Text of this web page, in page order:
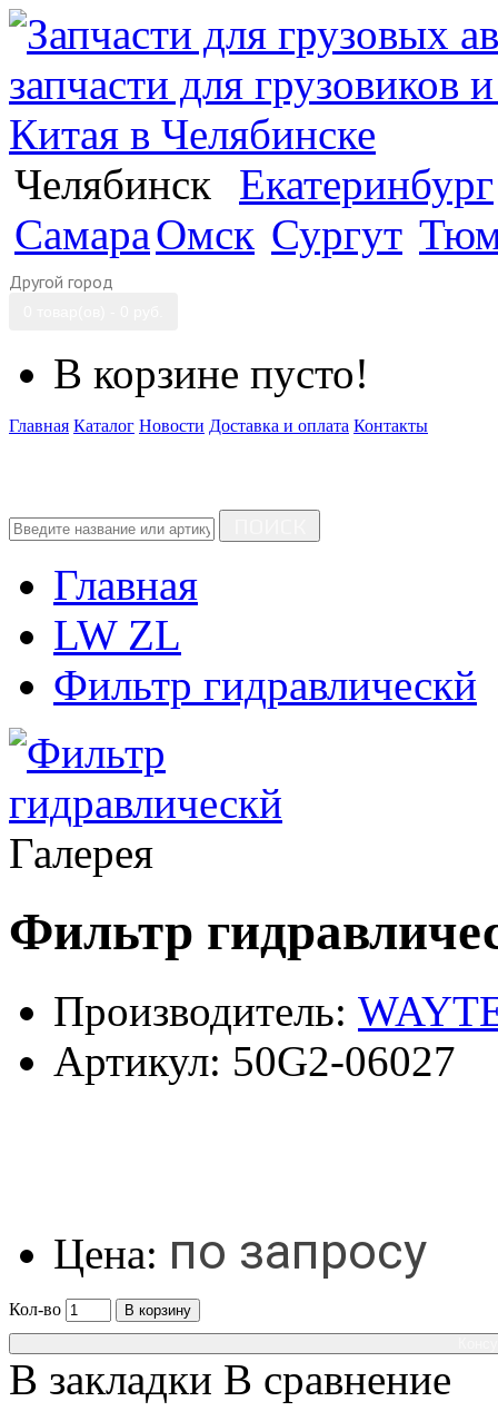
Челябинск
Екатеринбург
СамараОмск Сургут
Другой город
В корзине пусто!
Главная Каталог Новости Доставка и оплата Контакты
Главная
LW ZL
Фильтр гидравлическй
Галерея
Фильтр
Производитель:
Артикул: 50G2-06027
Цена: по запросу
Кол-во
В корзину
В закладки В сравнение